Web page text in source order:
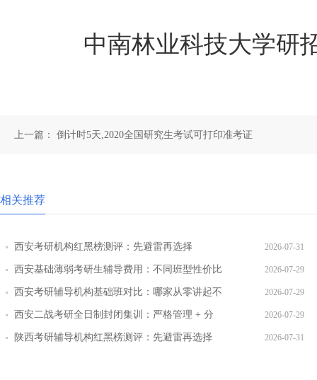
中南林业科技大学研招
上一篇： 倒计时5天,2020全国研究生考试可打印准考证
相关推荐
西安考研机构红黑榜测评：先避雷再选择 2026-07-31
西安基础薄弱考研生辅导费用：不同班型性价比
对比
2026-07-29
西安考研辅导机构基础班对比：哪家从零讲起不
跳步骤
2026-07-29
西安二战考研全日制封闭集训：严格管理 + 分
层教学效果实测
2026-07-29
陕西考研辅导机构红黑榜测评：先避雷再选择 2026-07-31